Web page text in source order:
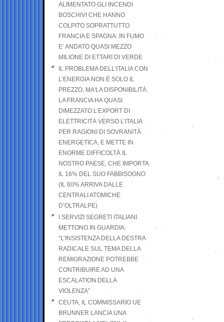
ALIMENTATO GLI INCENDI
BOSCHIVI CHE HANNO
COLPITO SOPRATTUTTO
FRANCIA E SPAGNA: IN FUMO
E’ ANDATO QUASI MEZZO
MILIONE DI ETTARI DI VERDE
IL PROBLEMA DELL’ITALIA CON
L’ENERGIA NON È SOLO IL
PREZZO, MA LA DISPONIBILITÀ.
LA FRANCIA HA QUASI
DIMEZZATO L’EXPORT DI
ELETTRICITÀ VERSO L’ITALIA
PER RAGIONI DI SOVRANITÀ
ENERGETICA, E METTE IN
ENORME DIFFICOLTÀ IL
NOSTRO PAESE, CHE IMPORTA
IL 16% DEL SUO FABBISOGNO
(IL 60% ARRIVA DALLE
CENTRALI ATOMICHE
D’OLTRALPE)
I SERVIZI SEGRETI ITALIANI
METTONO IN GUARDIA:
“L’INSISTENZA DELLA DESTRA
RADICALE SUL TEMA DELLA
REMIGRAZIONE POTREBBE
CONTRIBUIRE AD UNA
ESCALATION DELLA
VIOLENZA”
CEUTA, IL COMMISSARIO UE
BRUNNER LANCIA UNA